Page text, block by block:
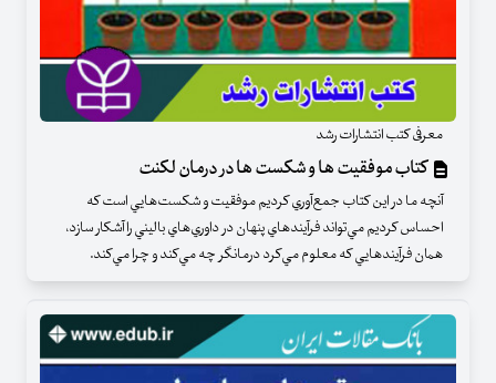
معرفی کتب انتشارات رشد
کتاب موفقیت ها و شکست ها در درمان لکنت
آنچه ما در اين كتاب جمع‌آوري كرديم موفقيت و شكست‌هايي است كه
احساس كرديم مي‌تواند فرآيندهاي پنهان در داوري‌هاي باليني را آشكار سازد‎،
همان فرآيندهايي كه معلوم مي‌كرد درمانگر چه مي‌كند و چرا مي‌كند.